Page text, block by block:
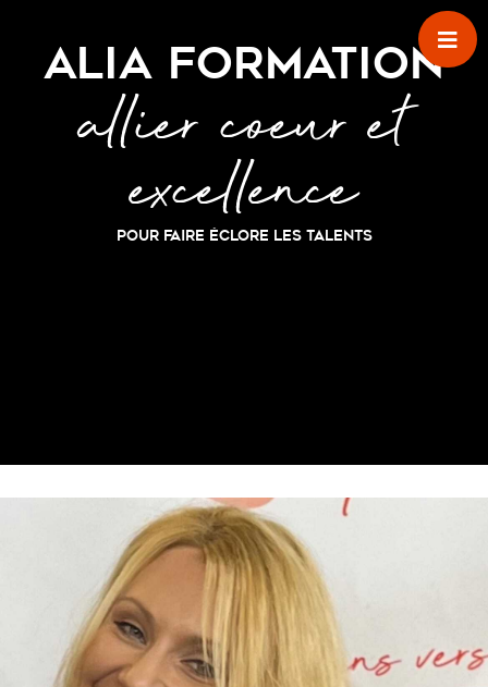
ALIA FORMATION
allier coeur et
excellence
POUR FAIRE ÉCLORE LES TALENTS